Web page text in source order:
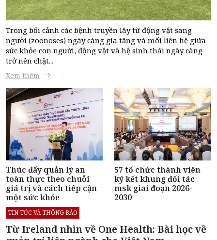
Trong bối cảnh các bệnh truyền lây từ động vật sang
người (zoonoses) ngày càng gia tăng và mối liên hệ giữa
sức khỏe con người, động vật và hệ sinh thái ngày càng
trở nên chặt...
Xem thêm
Thúc đẩy quản lý an
toàn thực theo chuỗi
giá trị và cách tiếp cận
một sức khỏe
57 tổ chức thành viên
ký kết khung đối tác
msk giai đoạn 2026-
2030
TIN TỨC VÀ THÔNG BÁO
Từ Ireland nhìn về One Health: Bài học về